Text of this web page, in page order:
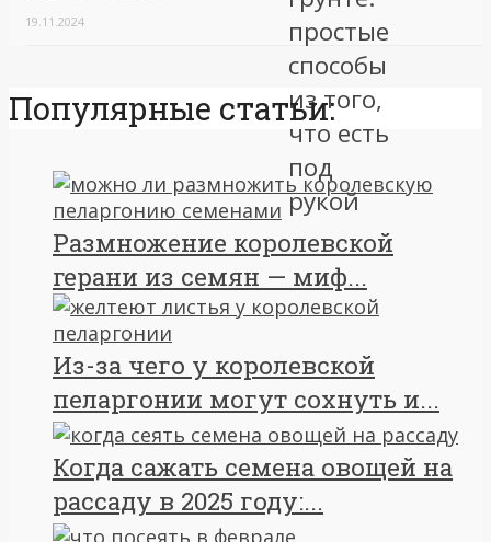
19.11.2024
Популярные статьи:
Размножение королевской
герани из семян — миф...
Из-за чего у королевской
пеларгонии могут сохнуть и...
Когда сажать семена овощей на
рассаду в 2025 году:...